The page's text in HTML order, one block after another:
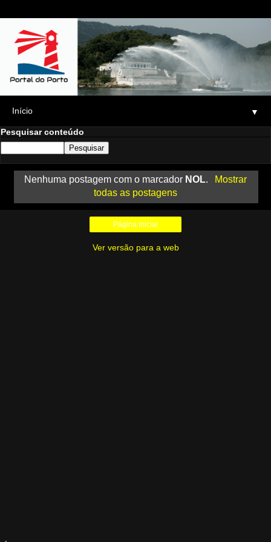
▼
Pesquisar conteúdo
Nenhuma postagem com o marcador NOL.
Mostrar
todas as postagens
Página inicial
Ver versão para a web